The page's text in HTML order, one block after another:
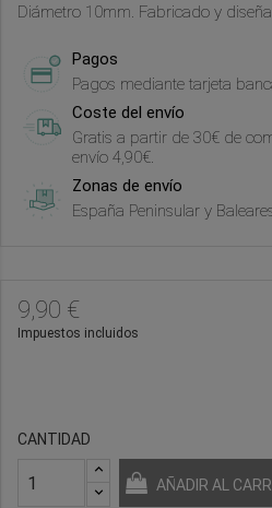
Diámetro 10mm. Fabricado y
Pagos
Pagos mediante tarjeta
Coste del envío
Gratis a partir de 30€ de
envío 4,90€.
Zonas de envío
España Peninsular y
9,90 €
Impuestos incluidos
CANTIDAD
AÑADIR AL